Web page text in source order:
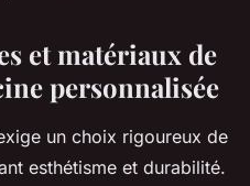
et matériaux de
personnalisée
un choix rigoureux de
esthétisme et durabilité.